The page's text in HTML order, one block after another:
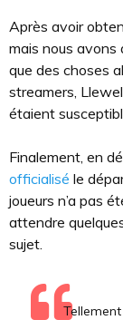
Après avoir
mais nous avons
que des choses
streamers,
étaient
Finalement, en
officialisé le
joueurs n’a pas
attendre
sujet.